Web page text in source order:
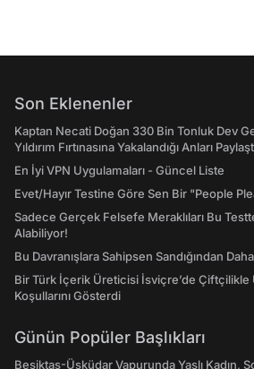
Son Eklenenler
Kaptan Necati Doğan 330 Bin Tonluk Dev
Yıldırım Fırtınasına Yakalandığı Anları
En İyi VPN Uygulamaları - Güncel Liste
Evet/Hayır Testine Göre Sen Bir "People
Sadece Gerçek Felsefe Meraklıları Bu
Alabiliyor!
Bu Davranışlara Sahipsen Sandığından
Bir Türk İçerik Üreticisi İsviçre’de Çiftçilikle
Koşullarını Gösterdi
Günün Popüler Başlıkları
Beşiktaş-Üsküdar Vapurunda Yaşlı Kadın,